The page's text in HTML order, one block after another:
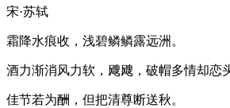
宋·苏轼
霜降水痕收，浅碧鳞鳞露远洲。
酒力渐消风力软，飕飕，破帽多情却恋
佳节若为酬，但把清尊断送秋。